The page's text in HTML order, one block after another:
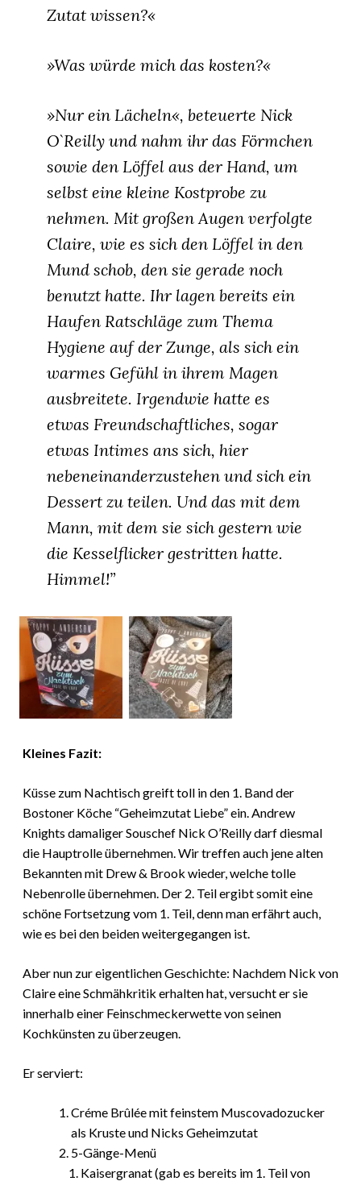
Zutat wissen?«
»Was würde mich das kosten?«
»Nur ein Lächeln«, beteuerte Nick
O`Reilly und nahm ihr das Förmchen
sowie den Löffel aus der Hand, um
selbst eine kleine Kostprobe zu
nehmen. Mit großen Augen verfolgte
Claire, wie es sich den Löffel in den
Mund schob, den sie gerade noch
benutzt hatte. Ihr lagen bereits ein
Haufen Ratschläge zum Thema
Hygiene auf der Zunge, als sich ein
warmes Gefühl in ihrem Magen
ausbreitete. Irgendwie hatte es
etwas Freundschaftliches, sogar
etwas Intimes ans sich, hier
nebeneinanderzustehen und sich ein
Dessert zu teilen. Und das mit dem
Mann, mit dem sie sich gestern wie
die Kesselflicker gestritten hatte.
Himmel!”
Kleines Fazit:
Küsse zum Nachtisch greift toll in den 1. Band der
Bostoner Köche “Geheimzutat Liebe” ein. Andrew
Knights damaliger Souschef Nick O’Reilly darf diesmal
die Hauptrolle übernehmen. Wir treffen auch jene alten
Bekannten mit Drew & Brook wieder, welche tolle
Nebenrolle übernehmen. Der 2. Teil ergibt somit eine
schöne Fortsetzung vom 1. Teil, denn man erfährt auch,
wie es bei den beiden weitergegangen ist.
Aber nun zur eigentlichen Geschichte: Nachdem Nick von
Claire eine Schmähkritik erhalten hat, versucht er sie
innerhalb einer Feinschmeckerwette von seinen
Kochkünsten zu überzeugen.
Er serviert:
Créme Brûlée mit feinstem Muscovadozucker
als Kruste und Nicks Geheimzutat
5-Gänge-Menü
Kaisergranat (gab es bereits im 1. Teil von